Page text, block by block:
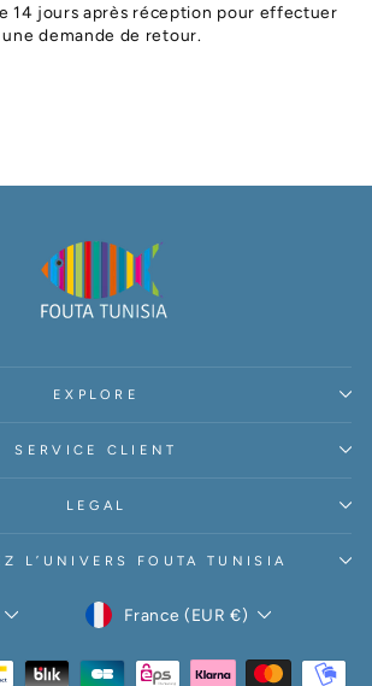
14 jours après réception pour effectuer
une demande de retour.
EXPLORE
SERVICE CLIENT
LEGAL
L’UNIVERS FOUTA TUNISIA
DEVISE
France (EUR €)